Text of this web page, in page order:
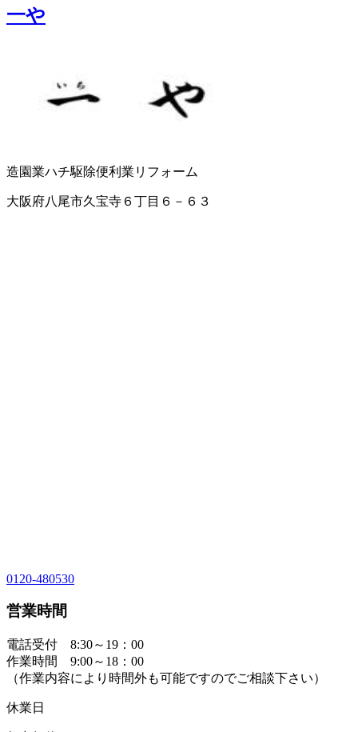
一や
造園業ハチ駆除便利業 リフォーム
大阪府八尾市久宝寺６丁目６－６３
0120-480530
営業時間
電話受付 8:30～19：00
作業時間 9:00～18：00
（作業内容により時間外も可能ですのでご相談下さい）
休業日